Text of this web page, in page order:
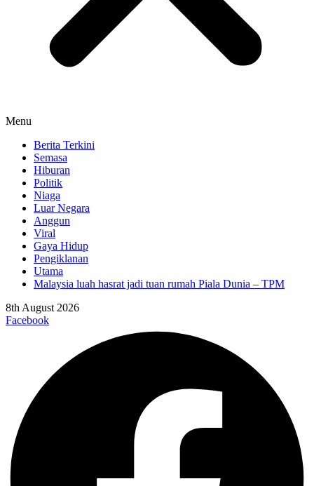
Menu
Berita Terkini
Semasa
Hiburan
Politik
Niaga
Luar Negara
Anggun
Viral
Gaya Hidup
Pengiklanan
Utama
Malaysia luah hasrat jadi tuan rumah Piala Dunia – TPM
8th August 2026
Facebook